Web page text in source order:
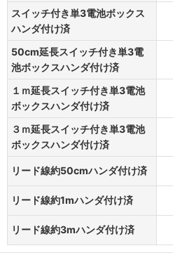
スイッチ付き単3電池ボックス
ハンダ付け済
50cm延長スイッチ付き単3電
池ボックスハンダ付け済
１ｍ延長スイッチ付き単3電池
ボックスハンダ付け済
３ｍ延長スイッチ付き単3電池
ボックスハンダ付け済
リード線約50cmハンダ付け済
リード線約1mハンダ付け済
リード線約3mハンダ付け済